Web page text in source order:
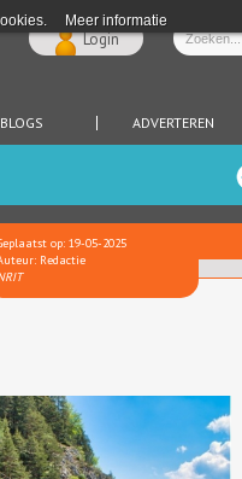
Meer informatie
Login
BLOGS ADVERTEREN
op: 19-05-2025
Redactie